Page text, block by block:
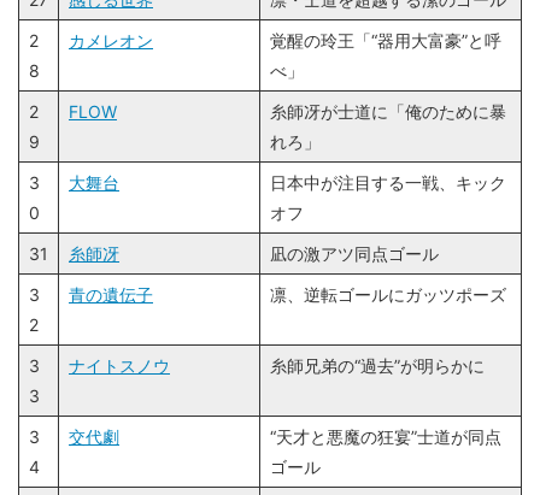
2
8
カメレオン
覚醒の玲王「“器用大富豪”と呼
べ」
2
9
FLOW
糸師冴が士道に「俺のために暴
れろ」
3
0
大舞台
日本中が注目する一戦、キック
オフ
31
糸師冴
凪の激アツ同点ゴール
3
2
青の遺伝子 凛、逆転ゴールにガッツポーズ
3
3
ナイトスノウ 糸師兄弟の“過去”が明らかに
3
4
交代劇
“天才と悪魔の狂宴”士道が同点
ゴール